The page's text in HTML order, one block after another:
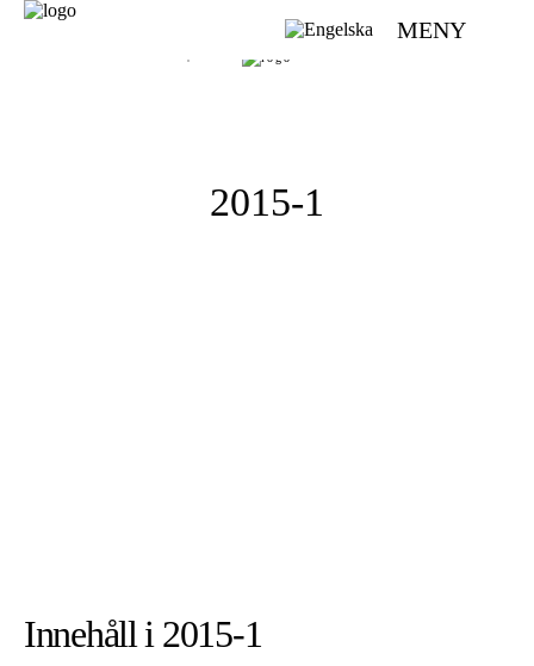
MENY
2015-1
Innehåll i 2015-1